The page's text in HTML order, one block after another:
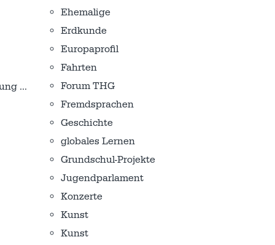
…
Ehemalige
Erdkunde
Europaprofil
Fahrten
Forum THG
Fremdsprachen
Geschichte
globales Lernen
Grundschul-Projekte
Jugendparlament
Konzerte
Kunst
Kunst